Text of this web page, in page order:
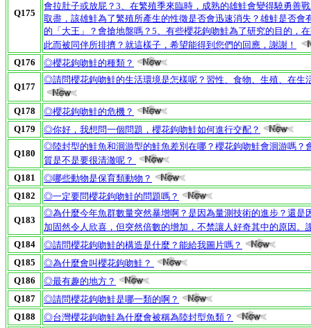
Q175
會拉肚子或放屁？3、在繁殖季來臨時，成熟的雄鮭會變得驍勇善
取盡，該雄鮭為了繁殖所產生的性徵是否會迅速消失？雄鮭是否
的「大王」？會搶地盤嗎？5、有些櫻花鉤吻鮭為了研究的目的，
此而被同伴所排擠？就這樣子，希望能得到您們的回應，謝謝！
Q176
◎櫻花鉤吻鮭的種類？
Q177
◎請問櫻花鉤吻鮭的生活環境是怎樣呢？習性、食物、生殖、在生
Q178
◎櫻花鉤吻鮭的危機？
Q179
◎你好，我想問一個問題，櫻花鉤吻鮭如何進行交配？
Q180
◎陸封型的鮭魚和洄游型的鮭魚差別在哪？櫻花鉤吻鮭會洄游嗎
質是不是要很清澈呢？
Q181
◎哪些動物是保育類動物？
Q182
◎一定要問櫻花鉤吻鮭的問題嗎？
Q183
◎為什麼今年魚群數量突然暴增啊？是因為量測技術的進步？還是
加固然令人欣喜，但突然倍數的增加，不禁讓人好奇其中的原因。
Q184
◎請問櫻花鉤吻鮭的構造是什麼？能給我圖片嗎？
Q185
◎為什麼會叫櫻花鉤吻鮭？
Q186
◎最有趣的地方？
Q187
◎請問櫻花鉤吻鮭是哪一類的啊？
Q188
◎台灣櫻花鉤吻鮭為什麼會被稱為陸封型魚類？